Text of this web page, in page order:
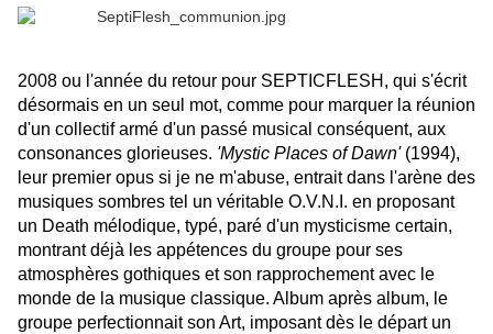
2008 ou l'année du retour pour SEPTICFLESH, qui s'écrit
désormais en un seul mot, comme pour marquer la réunion
d'un collectif armé d'un passé musical conséquent, aux
consonances glorieuses. 'Mystic Places of Dawn'(1994),
leur premier opus si je ne m'abuse, entrait dans l'arène des
musiques sombres tel un véritable O.V.N.I. en proposant
un Death mélodique, typé, paré d'un mysticisme certain,
montrant déjà les appétences du groupe pour ses
atmosphères gothiques et son rapprochement avec le
monde de la musique classique. Album après album, le
groupe perfectionnait son Art, imposant dès le départ un